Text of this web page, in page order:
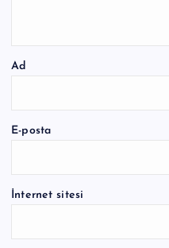
Ad
E-posta
İnternet sitesi